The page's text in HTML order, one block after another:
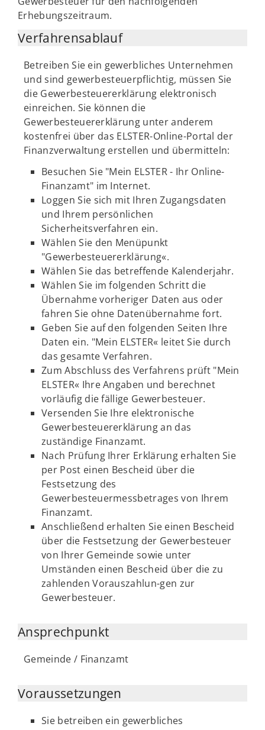
Erhebungszeitraum.
Verfahrensablauf
Betreiben Sie ein gewerbliches Unternehmen
und sind gewerbesteuerpflichtig, müssen Sie
die Gewerbesteuererklärung elektronisch
einreichen. Sie können die
Gewerbesteuererklärung unter anderem
kostenfrei über das ELSTER-Online-Portal der
Finanzverwaltung erstellen und übermitteln:
Besuchen Sie "Mein ELSTER - Ihr Online-
Finanzamt" im Internet.
Loggen Sie sich mit Ihren Zugangsdaten
und Ihrem persönlichen
Sicherheitsverfahren ein.
Wählen Sie den Menüpunkt
"Gewerbesteuererklärung«.
Wählen Sie das betreffende Kalenderjahr.
Wählen Sie im folgenden Schritt die
Übernahme vorheriger Daten aus oder
fahren Sie ohne Datenübernahme fort.
Geben Sie auf den folgenden Seiten Ihre
Daten ein. "Mein ELSTER« leitet Sie durch
das gesamte Verfahren.
Zum Abschluss des Verfahrens prüft "Mein
ELSTER« Ihre Angaben und berechnet
vorläufig die fällige Gewerbesteuer.
Versenden Sie Ihre elektronische
Gewerbesteuererklärung an das
zuständige Finanzamt.
Nach Prüfung Ihrer Erklärung erhalten Sie
per Post einen Bescheid über die
Festsetzung des
Gewerbesteuermessbetrages von Ihrem
Finanzamt.
Anschließend erhalten Sie einen Bescheid
über die Festsetzung der Gewerbesteuer
von Ihrer Gemeinde sowie unter
Umständen einen Bescheid über die zu
zahlenden Vorauszahlun-gen zur
Gewerbesteuer.
Ansprechpunkt
Gemeinde / Finanzamt
Voraussetzungen
Sie betreiben ein gewerbliches